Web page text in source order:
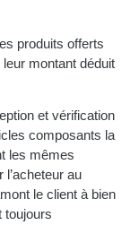
produits offerts
montant déduit
et vérification
composants la
les mêmes
au
le client à bien
toujours